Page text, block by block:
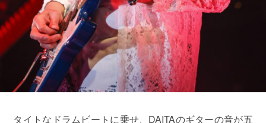
タイトなドラムビートに乗せ、DAITAのギターの音が五